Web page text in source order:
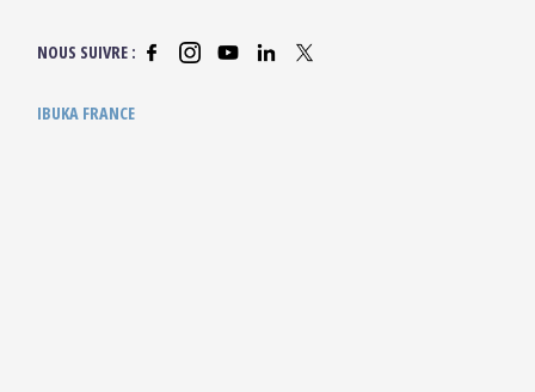
NOUS SUIVRE :
IBUKA FRANCE